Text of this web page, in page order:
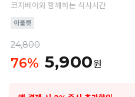
코지베어와 함께하는 식사시간
24,800
76% 5,900원